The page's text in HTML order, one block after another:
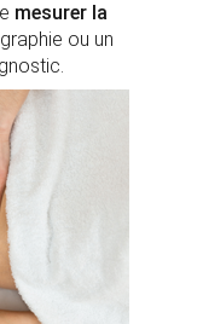
mesurer la
ou un